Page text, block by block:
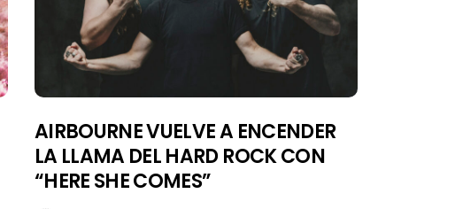
AIRBOURNE VUELVE A ENCENDER
LA LLAMA DEL HARD ROCK CON
“HERE SHE COMES”